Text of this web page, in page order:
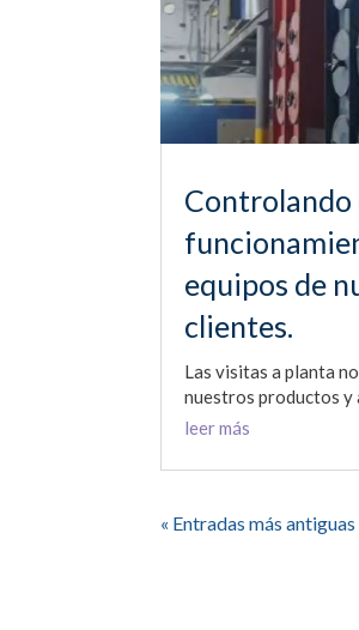
Controlando
equipos de
clientes.
Las visitas a planta
nuestros productos
leer más
« Entradas más antiguas